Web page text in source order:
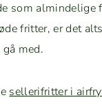
som almin­delige
frit­ter, er det
med.
sel­l­er­ifrit­ter i